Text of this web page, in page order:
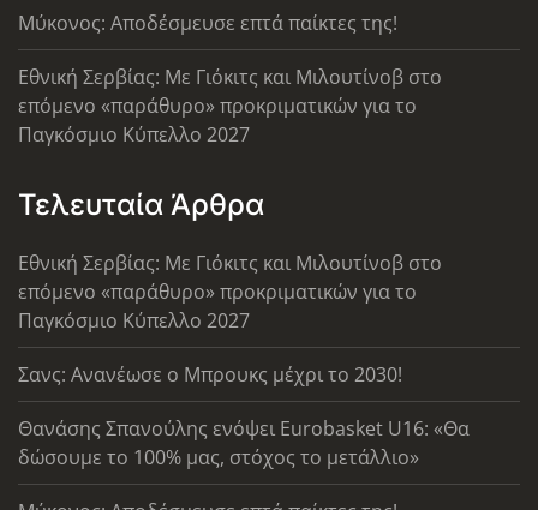
Μύκονος: Αποδέσμευσε επτά παίκτες της!
Εθνική Σερβίας: Με Γιόκιτς και Μιλουτίνοβ στο
επόμενο «παράθυρο» προκριματικών για το
Παγκόσμιο Κύπελλο 2027
Τελευταία Άρθρα
Εθνική Σερβίας: Με Γιόκιτς και Μιλουτίνοβ στο
επόμενο «παράθυρο» προκριματικών για το
Παγκόσμιο Κύπελλο 2027
Σανς: Ανανέωσε ο Μπρουκς μέχρι το 2030!
Θανάσης Σπανούλης ενόψει Eurobasket U16: «Θα
δώσουμε το 100% μας, στόχος το μετάλλιο»